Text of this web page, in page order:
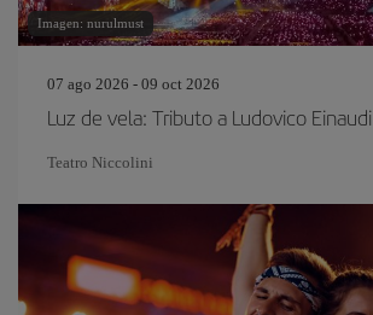
Imagen: nurulmust
07 ago 2026 - 09 oct 2026
Luz de vela: Tributo a Ludovico Einaudi
Teatro Niccolini